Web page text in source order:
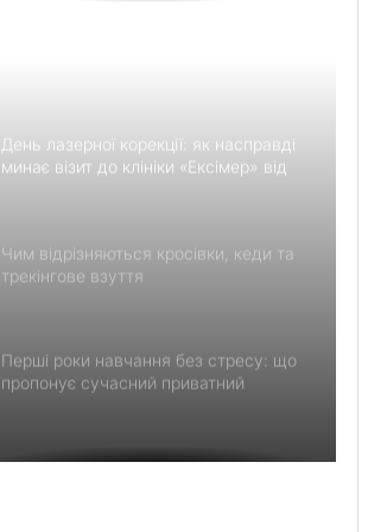
День лазерної корекції: як насправді
минає візит до клініки «Ексімер» від
Чим відрізняються кросівки, кеди та
трекінгове взуття
Перші роки навчання без стресу: що
пропонує сучасний приватний
Украшения для пасхальных яиц: